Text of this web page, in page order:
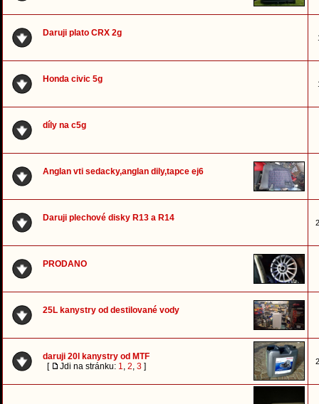
Daruji plato CRX 2g
Honda civic 5g
díly na c5g
Anglan vti sedacky,anglan dily,tapce ej6
Daruji plechové disky R13 a R14
PRODANO
25L kanystry od destilované vody
daruji 20l kanystry od MTF
[
Jdi na stránku: 1, 2, 3 ]